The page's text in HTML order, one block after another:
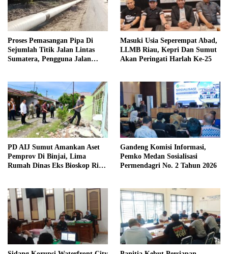
Proses Pemasangan Pipa Di
Sejumlah Titik Jalan Lintas
Sumatera, Pengguna Jalan
Masuki Usia Seperempat Abad,
LLMB Riau, Kepri Dan Sumut
Akan Peringati Harlah Ke-25
PD AIJ Sumut Amankan Aset
Pemprov Di Binjai, Lima
Rumah Dinas Eks Bioskop Ria
Gandeng Komisi Informasi,
Pemko Medan Sosialisasi
Permendagri No. 2 Tahun 2026